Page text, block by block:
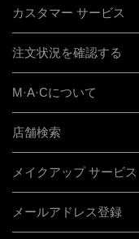
カスタマー サービス
注文状況を確認する
M·A·Cについて
店舗検索
メイクアップ サービス
メールアドレス登録